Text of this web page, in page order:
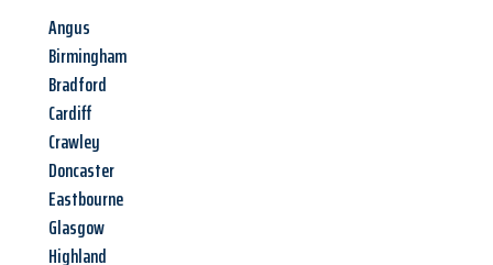
Angus
Birmingham
Bradford
Cardiff
Crawley
Doncaster
Eastbourne
Glasgow
Highland